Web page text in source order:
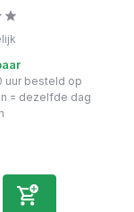
uur besteld op
= dezelfde dag